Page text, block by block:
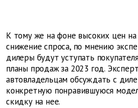
К тому же на фоне высоких цен
снижение спроса, по мнению
дилеры будут уступать
планы продаж за 2023 год.
автовладельцам обсуждать с
конкретную понравившуюся
скидку на нее.